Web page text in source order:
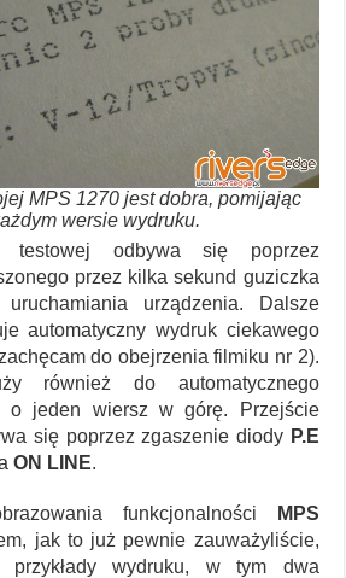
MPS 1270 jest dobra, pomijając
wersie wydruku.
testowej odbywa się poprzez
przez kilka sekund guziczka
urządzenia. Dalsze
automatyczny wydruk ciekawego
do obejrzenia filmiku nr 2).
również do automatycznego
o jeden wiersz w górę. Przejście
się poprzez zgaszenie diody P.E
ON LINE.
funkcjonalności
MPS
jak to już pewnie zauważyliście,
przykłady wydruku, w tym dwa